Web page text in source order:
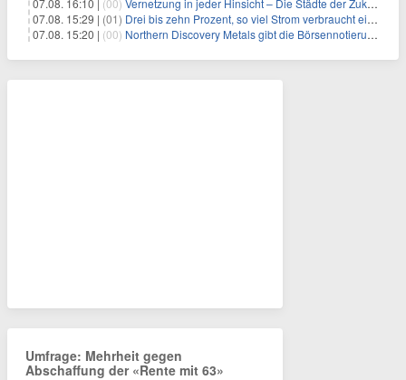
07.08. 16:10 | (00) Vernetzung in jeder Hinsicht – Die Städte der Zukunft sind grün-blau
07.08. 15:29 | (01) Drei bis zehn Prozent, so viel Strom verbraucht ein Aufzug im Gebäude
07.08. 15:20 | (00) Northern Discovery Metals gibt die Börsennotierung an der Frankfurter Wertpapierbörse bekannt
Umfrage: Mehrheit gegen
Abschaffung der «Rente mit 63»